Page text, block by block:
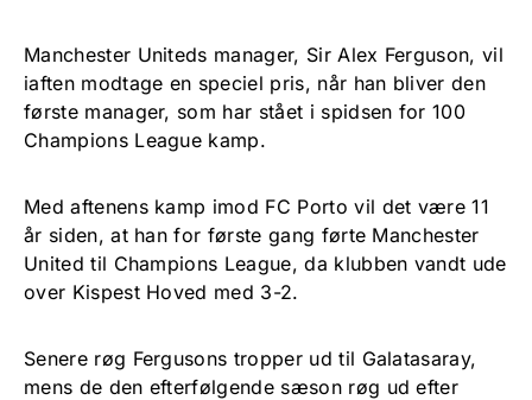
Manchester Uniteds manager, Sir Alex Ferguson, vil
iaften modtage en speciel pris, når han bliver den
første manager, som har stået i spidsen for 100
Champions League kamp.
Med aftenens kamp imod FC Porto vil det være 11
år siden, at han for første gang førte Manchester
United til Champions League, da klubben vandt ude
over Kispest Hoved med 3-2.
Senere røg Fergusons tropper ud til Galatasaray,
mens de den efterfølgende sæson røg ud efter